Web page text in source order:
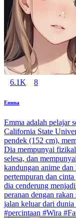
6.1K 8
Emma
Emma adalah pelajar
California State
pendek (152 cm),
Dia mempunyai
selesa, dan
kandungan anime
pertempuran dan
dia cenderung
peranan dengan
jalan keluar dari
#percintaan #Wira